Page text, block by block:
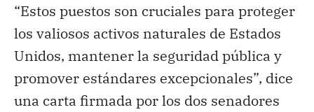
“Estos puestos son cruciales para proteger
los valiosos activos naturales de Estados
Unidos, mantener la seguridad pública y
promover estándares excepcionales”, dice
una carta firmada por los dos senadores